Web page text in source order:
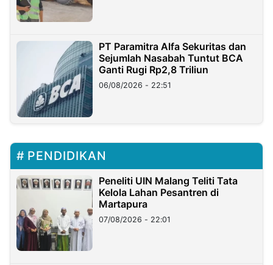
PT Paramitra Alfa Sekuritas dan
Sejumlah Nasabah Tuntut BCA
Ganti Rugi Rp2,8 Triliun
06/08/2026 - 22:51
PENDIDIKAN
Peneliti UIN Malang Teliti Tata
Kelola Lahan Pesantren di
Martapura
07/08/2026 - 22:01